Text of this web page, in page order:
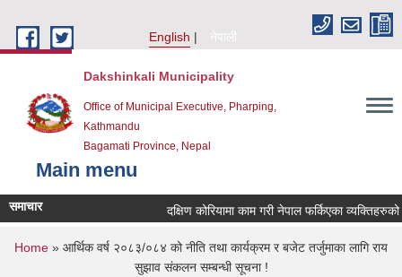
English
नेपाली
Dakshinkali Municipality
Office of Municipal Executive, Pharping,
Kathmandu
Bagamati Province, Nepal
Main menu
समाचार दक्षिण कोरियामा काम गरी नेपाल फर्किएका
You are here
Home » आर्थिक वर्ष २०८३/०८४ को नीति तथा कार्यक्रम र बजेट तर्जुमाका लागि राय
सुझाव संकलन सम्बन्धी सूचना !